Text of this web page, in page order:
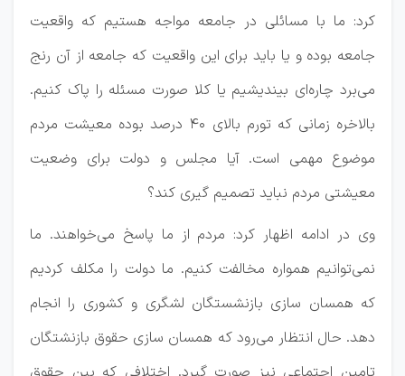
کرد: ما با مسائلی در جامعه مواجه هستیم که واقعیت
جامعه بوده و یا باید برای این واقعیت که جامعه از آن رنج
می‌برد چاره‌ای بیندیشیم یا کلا صورت مسئله را پاک کنیم.
بالاخره زمانی که تورم بالای 40 درصد بوده معیشت مردم
موضوع مهمی است. آیا مجلس و دولت برای وضعیت
معیشتی مردم نباید تصمیم گیری کند؟
وی در ادامه اظهار کرد: مردم از ما پاسخ می‌خواهند. ما
نمی‌توانیم همواره مخالفت کنیم. ما دولت را مکلف کردیم
که همسان سازی بازنشستگان لشگری و کشوری را انجام
دهد. حال انتظار می‌رود که همسان سازی حقوق بازنشتگان